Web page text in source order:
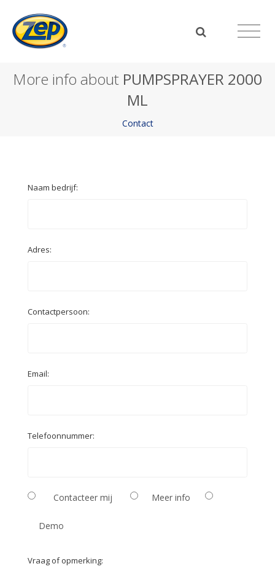
More info about PUMPSPRAYER 2000
ML
Contact
Naam bedrijf:
Adres:
Contactpersoon:
Email:
Telefoonnummer:
Contacteer mij Meer info
Demo
Vraag of opmerking: